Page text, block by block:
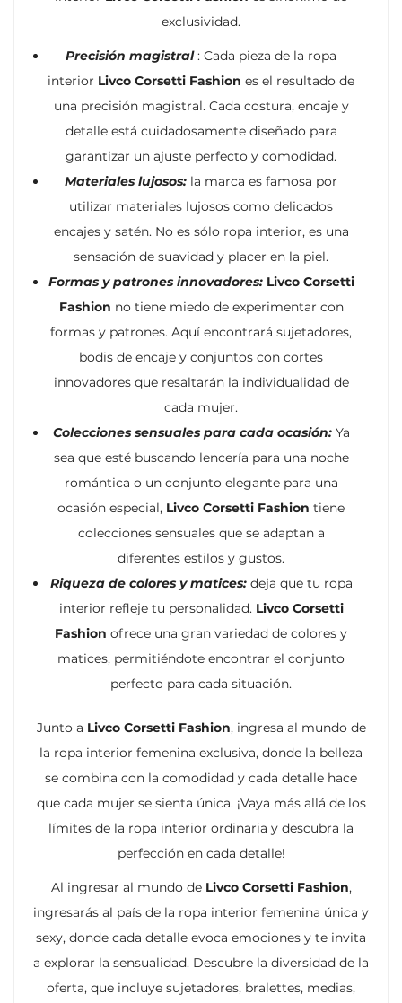
exclusividad.
Precisión magistral: Cada pieza de la ropa
interior Livco Corsetti Fashion es el resultado de
una precisión magistral. Cada costura, encaje y
detalle está cuidadosamente diseñado para
garantizar un ajuste perfecto y comodidad.
Materiales lujosos: la marca es famosa por
utilizar materiales lujosos como delicados
encajes y satén. No es sólo ropa interior, es una
sensación de suavidad y placer en la piel.
Formas y patrones innovadores:Livco Corsetti
Fashion no tiene miedo de experimentar con
formas y patrones. Aquí encontrará sujetadores,
bodis de encaje y conjuntos con cortes
innovadores que resaltarán la individualidad de
cada mujer.
Colecciones sensuales para cada ocasión:Ya
sea que esté buscando lencería para una noche
romántica o un conjunto elegante para una
ocasión especial, Livco Corsetti Fashion tiene
colecciones sensuales que se adaptan a
diferentes estilos y gustos.
Riqueza de colores y matices:deja que tu ropa
interior refleje tu personalidad.Livco Corsetti
Fashion ofrece una gran variedad de colores y
matices, permitiéndote encontrar el conjunto
perfecto para cada situación.
Junto a Livco Corsetti Fashion, ingresa al mundo de
la ropa interior femenina exclusiva, donde la belleza
se combina con la comodidad y cada detalle hace
que cada mujer se sienta única. ¡Vaya más allá de los
límites de la ropa interior ordinaria y descubra la
perfección en cada detalle!
Al ingresar al mundo deLivco Corsetti Fashion,
ingresarás al país de la ropa interior femenina única y
sexy, donde cada detalle evoca emociones y te invita
a explorar la sensualidad. Descubre la diversidad de la
oferta, que incluye sujetadores, bralettes, medias,